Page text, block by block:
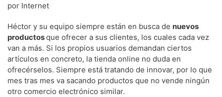
por Internet
Héctor y su equipo siempre están en busca de nuevos
productosque ofrecer a sus clientes, los cuales cada vez
van a más. Si los propios usuarios demandan ciertos
artículos en concreto, la tienda online no duda en
ofrecérselos. Siempre está tratando de innovar, por lo que
mes tras mes va sacando productos que no vende ningún
otro comercio electrónico similar.